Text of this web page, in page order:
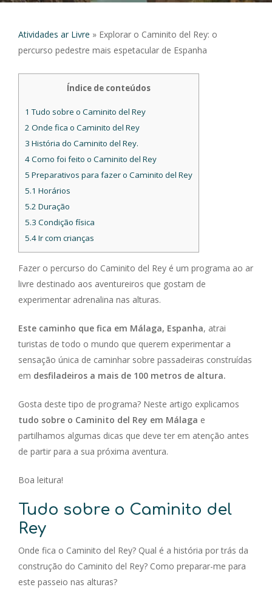
Atividades ar Livre » Explorar o Caminito del Rey: o
percurso pedestre mais espetacular de Espanha
Índice de conteúdos
1 Tudo sobre o Caminito del Rey
2 Onde fica o Caminito del Rey
3 História do Caminito del Rey.
4Como foi feito o Caminito del Rey
5 Preparativos para fazer o Caminito del Rey
5.1 Horários
5.2 Duração
5.3 Condição física
5.4Ir com crianças
Fazer o percurso do Caminito del Rey é um programa ao ar
livre destinado aos aventureiros que gostam de
experimentar adrenalina nas alturas.
Este caminho que fica em Málaga, Espanha, atrai
turistas de todo o mundo que querem experimentar a
sensação única de caminhar sobre passadeiras construídas
em desfiladeiros a mais de 100 metros de altura.
Gosta deste tipo de programa? Neste artigo explicamos
tudo sobre o Caminito del Rey em Málaga e
partilhamos algumas dicas que deve ter em atenção antes
de partir para a sua próxima aventura.
Boa leitura!
Tudo sobre o Caminito del
Rey
Onde fica o Caminito del Rey? Qual é a história por trás da
construção do Caminito del Rey? Como preparar-me para
este passeio nas alturas?